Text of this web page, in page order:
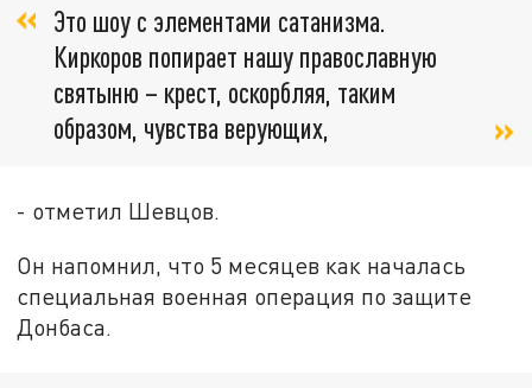
Это шоу с элементами сатанизма.
Киркоров попирает нашу православную
святыню – крест, оскорбляя, таким
образом, чувства верующих,
- отметил Шевцов.
Он напомнил, что 5 месяцев как началась
специальная военная операция по защите
Донбаса.